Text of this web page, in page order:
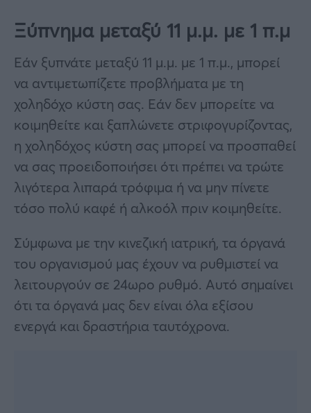
Ξύπνημα μεταξύ 11 μ.μ. με 1 π.μ
Εάν ξυπνάτε μεταξύ 11 μ.μ. με 1 π.μ., μπορεί
να αντιμετωπίζετε προβλήματα με τη
χοληδόχο κύστη σας. Εάν δεν μπορείτε να
κοιμηθείτε και ξαπλώνετε στριφογυρίζοντας,
η χοληδόχος κύστη σας μπορεί να προσπαθεί
να σας προειδοποιήσει ότι πρέπει να τρώτε
λιγότερα λιπαρά τρόφιμα ή να μην πίνετε
τόσο πολύ καφέ ή αλκοόλ πριν κοιμηθείτε.
Σύμφωνα με την κινεζική ιατρική, τα όργανά
του οργανισμού μας έχουν να ρυθμιστεί να
λειτουργούν σε 24ωρο ρυθμό. Αυτό σημαίνει
ότι τα όργανά μας δεν είναι όλα εξίσου
ενεργά και δραστήρια ταυτόχρονα.